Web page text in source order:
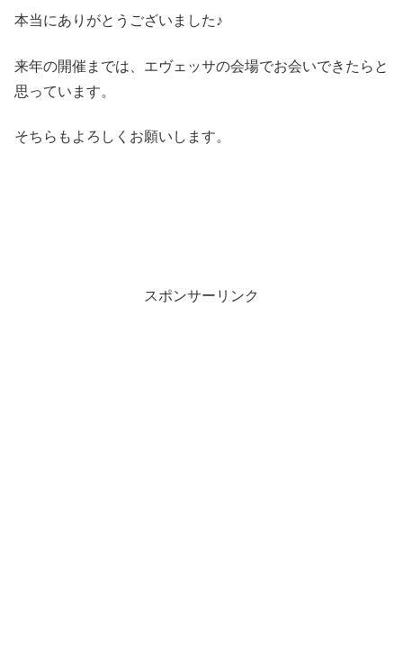
本当にありがとうございました♪
来年の開催までは、エヴェッサの会場でお会いできたらと
思っています。
そちらもよろしくお願いします。
スポンサーリンク